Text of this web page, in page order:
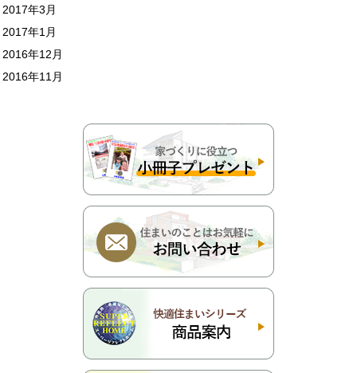
2017年3月
2017年1月
2016年12月
2016年11月